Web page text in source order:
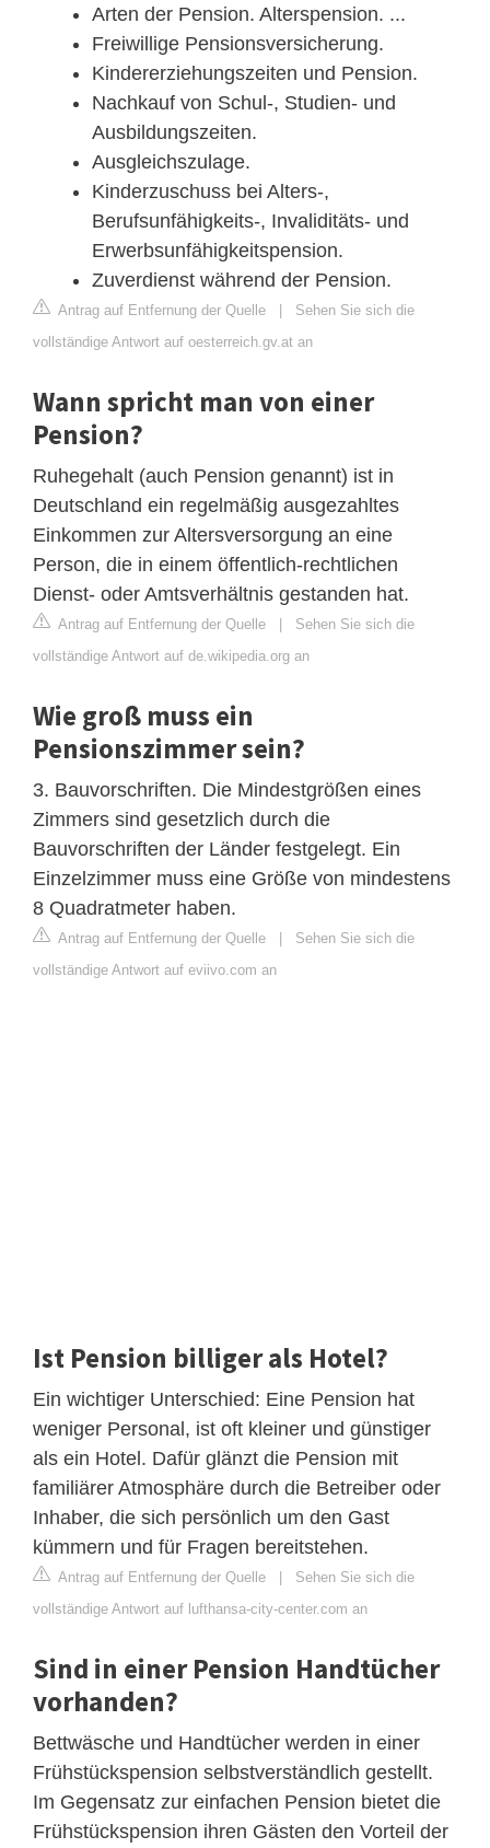
Arten der Pension. Alterspension. ...
Freiwillige Pensionsversicherung.
Kindererziehungszeiten und Pension.
Nachkauf von Schul-, Studien- und
Ausbildungszeiten.
Ausgleichszulage.
Kinderzuschuss bei Alters-,
Berufsunfähigkeits-, Invaliditäts- und
Erwerbsunfähigkeitspension.
Zuverdienst während der Pension.
Antrag auf Entfernung der Quelle | Sehen Sie sich die
vollständige Antwort auf oesterreich.gv.at an
Wann spricht man von einer
Pension?
Ruhegehalt (auch Pension genannt) ist in
Deutschland ein regelmäßig ausgezahltes
Einkommen zur Altersversorgung an eine
Person, die in einem öffentlich-rechtlichen
Dienst- oder Amtsverhältnis gestanden hat.
Antrag auf Entfernung der Quelle | Sehen Sie sich die
vollständige Antwort auf de.wikipedia.org an
Wie groß muss ein
Pensionszimmer sein?
3. Bauvorschriften. Die Mindestgrößen eines
Zimmers sind gesetzlich durch die
Bauvorschriften der Länder festgelegt. Ein
Einzelzimmer muss eine Größe von mindestens
8 Quadratmeter haben.
Antrag auf Entfernung der Quelle | Sehen Sie sich die
vollständige Antwort auf eviivo.com an
Ist Pension billiger als Hotel?
Ein wichtiger Unterschied: Eine Pension hat
weniger Personal, ist oft kleiner und günstiger
als ein Hotel. Dafür glänzt die Pension mit
familiärer Atmosphäre durch die Betreiber oder
Inhaber, die sich persönlich um den Gast
kümmern und für Fragen bereitstehen.
Antrag auf Entfernung der Quelle | Sehen Sie sich die
vollständige Antwort auf lufthansa-city-center.com an
Sind in einer Pension Handtücher
vorhanden?
Bettwäsche und Handtücher werden in einer
Frühstückspension selbstverständlich gestellt.
Im Gegensatz zur einfachen Pension bietet die
Frühstückspension ihren Gästen den Vorteil der